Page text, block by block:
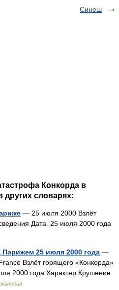
Синеш
Конкорда в
других словарях:
— 25 июля 2000 Взлёт
Дата 25 июля 2000 года
25 июля 2000 года —
Взлёт горящего «Конкорда»
2000 года Характер Крушение